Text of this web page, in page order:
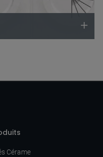
Cérame